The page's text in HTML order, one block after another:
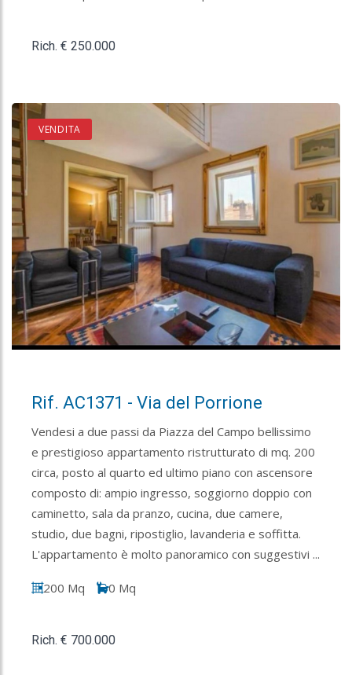
Rich. € 250.000
VENDITA
Rif. AC1371 - Via del Porrione
Vendesi a due passi da Piazza del Campo bellissimo
e prestigioso appartamento ristrutturato di mq. 200
circa, posto al quarto ed ultimo piano con ascensore
composto di: ampio ingresso, soggiorno doppio con
caminetto, sala da pranzo, cucina, due camere,
studio, due bagni, ripostiglio, lavanderia e soffitta.
L'appartamento è molto panoramico con suggestivi ...
200 Mq 0 Mq
Rich. € 700.000